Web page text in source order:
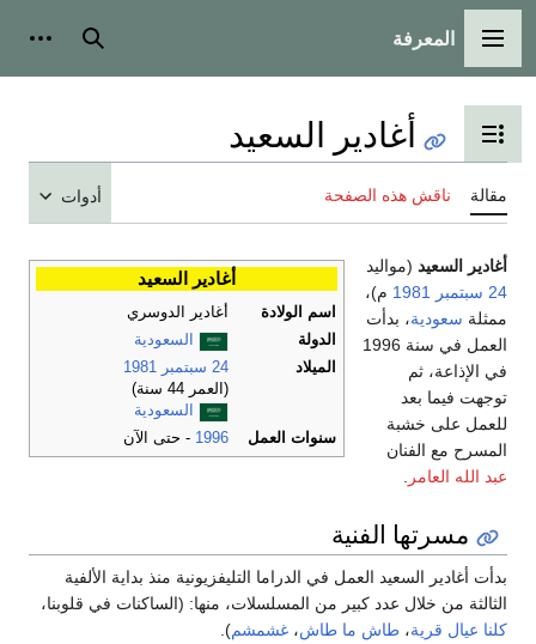
القائمة الرئيسية
المعرفة بحث
تبديل عرض جدول المحتويات
أغادير السعيد
مقالة ناقش هذه الصفحة أدوات
أغادير السعيد
اسم الولادة
أغادير الدوسري
الدولة
السعودية
الميلاد
24 سبتمبر
1981
(العمر 44 سنة)
السعودية
سنوات العمل
1996 - حتى الآن
أغادير السعيد (مواليد
24 سبتمبر
1981 م)،
ممثلة سعودية، بدأت
العمل في سنة 1996
في الإذاعة، ثم
توجهت فيما بعد
للعمل على خشبة
المسرح مع الفنان
عبد الله العامر
مسرتها الفنية
بدأت أغادير السعيد العمل في الدراما التليفزيونية منذ بداية الألفية
الثالثة من خلال عدد كبير من المسلسلات، منها: (الساكنات في قلوبنا،
كلنا عيال قرية، طاش ما طاش، غشمشم).